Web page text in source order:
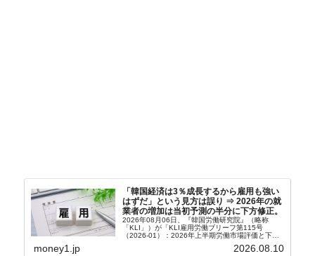
「韓国経済は3％成長するから雇用も強い
はずだ」という見方は誤り ⇒ 2026年の就
業者の増加は当初予測の半分に下方修正。
2026年08月06日、『韓国労働研究院』（略称
「KLI」）が「KLI雇用労働ブリーフ第115号
（2026-01）：2026年上半期労働市場評価と下半
度もご紹介していますが、政府が何よりも大...
money1.jp 2026.08.10